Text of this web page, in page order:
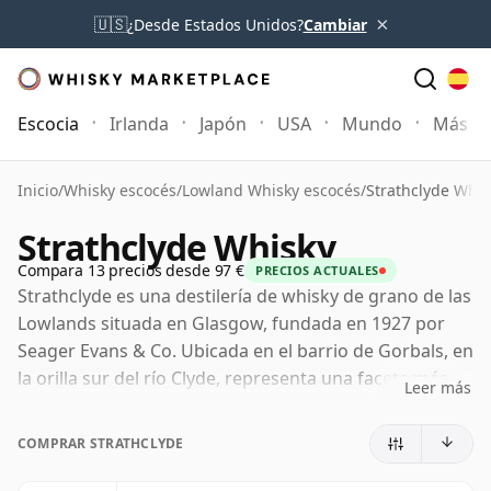
🇺🇸¿Desde Estados Unidos?Cambiar ×
Escocia Irlanda Japón USA Mundo Más
Inicio/Whisky escocés/Lowland Whisky escocés/Strathclyde
Strathclyde Whisky
Compara 13 precios desde 97 € PRECIOS ACTUALES
Strathclyde es una destilería de whisky de grano de las
Lowlands situada en Glasgow, fundada en 1927 por
Seager Evans & Co. Ubicada en el barrio de Gorbals, en
la orilla sur del río Clyde, representa una faceta más
centrada en el aguardiente de grano que aporta
Leer más
COMPRAR STRATHCLYDE